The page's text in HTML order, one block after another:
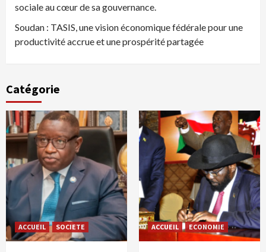
sociale au cœur de sa gouvernance.
Soudan : TASIS, une vision économique fédérale pour une
productivité accrue et une prospérité partagée
Catégorie
ACCUEIL SOCIETE ACCUEIL ECONOMIE